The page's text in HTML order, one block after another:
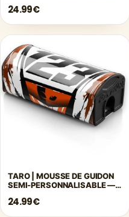
24.99€
TARO | MOUSSE DE GUIDON
SEMI-PERSONNALISABLE —
24.99€